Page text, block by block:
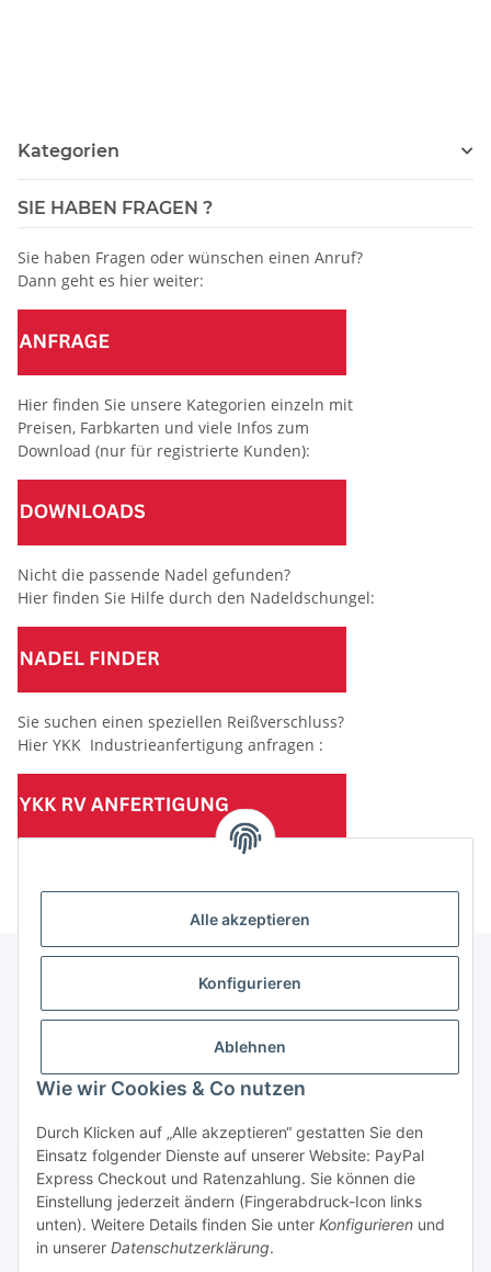
Alle akzeptieren
Konfigurieren
Ablehnen
Wie wir Cookies & Co nutzen
Durch Klicken auf „Alle akzeptieren“ gestatten Sie den
Einsatz folgender Dienste auf unserer Website: PayPal
Express Checkout und Ratenzahlung. Sie können die
Einstellung jederzeit ändern (Fingerabdruck-Icon links
unten). Weitere Details finden Sie unter Konfigurieren und
in unserer Datenschutzerklärung.
Kategorien
SIE HABEN FRAGEN ?
Sie haben Fragen oder wünschen einen Anruf?
Dann geht es hier weiter:
Hier finden Sie unsere Kategorien einzeln mit
Preisen, Farbkarten und viele Infos zum
Download (nur für registrierte Kunden):
Nicht die passende Nadel gefunden?
Hier finden Sie Hilfe durch den Nadeldschungel:
Sie suchen einen speziellen Reißverschluss?
Hier YKK Industrieanfertigung anfragen :
(Mindesttabnahmemenge 10 Stück je Länge und Farbe)
Informationen
Gesetzliche Informationen
Vertrag widerrufen